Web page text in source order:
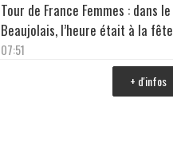
Tour de France Femmes : dans le
Beaujolais, l’heure était à la fête
07:51
+ d'infos